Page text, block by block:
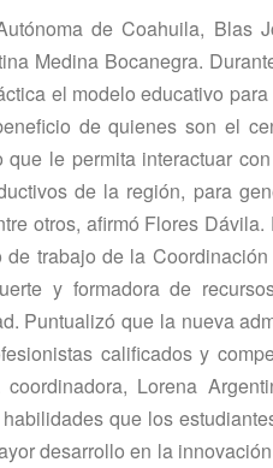
de Coahuila, Blas
Medina Bocanegra.
el modelo educativo
de quienes son el
le permita interactuar
de la región, para
otros, afirmó Flores Dávila.
trabajo de la
y formadora de
Puntualizó que la nueva
calificados y
Lorena
que los
desarrollo en la